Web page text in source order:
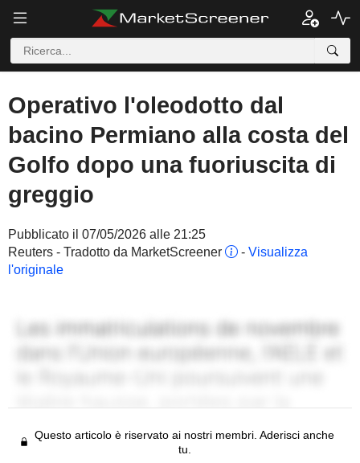
Operativo l'oleodotto dal
bacino Permiano alla costa del
Golfo dopo una fuoriuscita di
greggio
Pubblicato il 07/05/2026 alle 21:25
Reuters - Tradotto da MarketScreener
- Visualizza
l'originale
Questo articolo è riservato ai nostri membri. Aderisci anche
tu.